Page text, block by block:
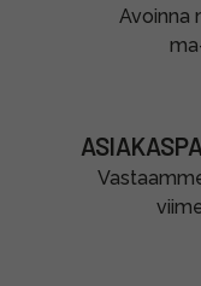
Avoinna